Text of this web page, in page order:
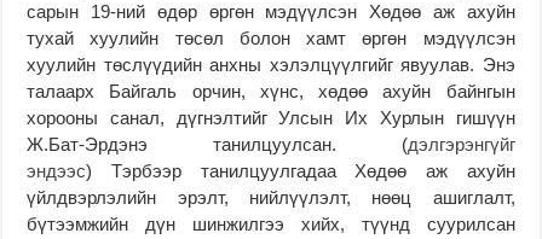
сарын 19-ний өдөр өргөн мэдүүлсэн Хөдөө аж ахуйн
тухай хуулийн төсөл болон хамт өргөн мэдүүлсэн
хуулийн төслүүдийн анхны хэлэлцүүлгийг явуулав. Энэ
талаарх Байгаль орчин, хүнс, хөдөө ахуйн байнгын
хорооны санал, дүгнэлтийг Улсын Их Хурлын гишүүн
Ж.Бат-Эрдэнэ танилцуулсан. (дэлгэрэнгүйг
эндээс) Тэрбээр танилцуулгадаа Хөдөө аж ахуйн
үйлдвэрлэлийн эрэлт, нийлүүлэлт, нөөц ашиглалт,
бүтээмжийн дүн шинжилгээ хийх, түүнд суурилсан